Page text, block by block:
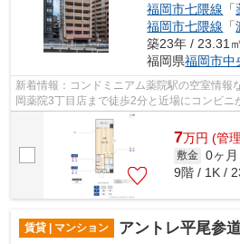
福岡市七隈線 「
福岡市七隈線 「
築23年 / 23.31㎡
福岡県福岡市中
新着情報：コンドミニアム薬院駅の空室情報
岡薬院3丁目店まで徒歩2分と近場にコンビニ
はエレベータ・敷地内ごみ置き場など...
7万円 (管
敷金 0ヶ月
9階 / 1K /
賃貸 | マンション アントレ平尾参